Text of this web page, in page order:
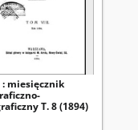
: miesięcznik
T. 8 (1894)